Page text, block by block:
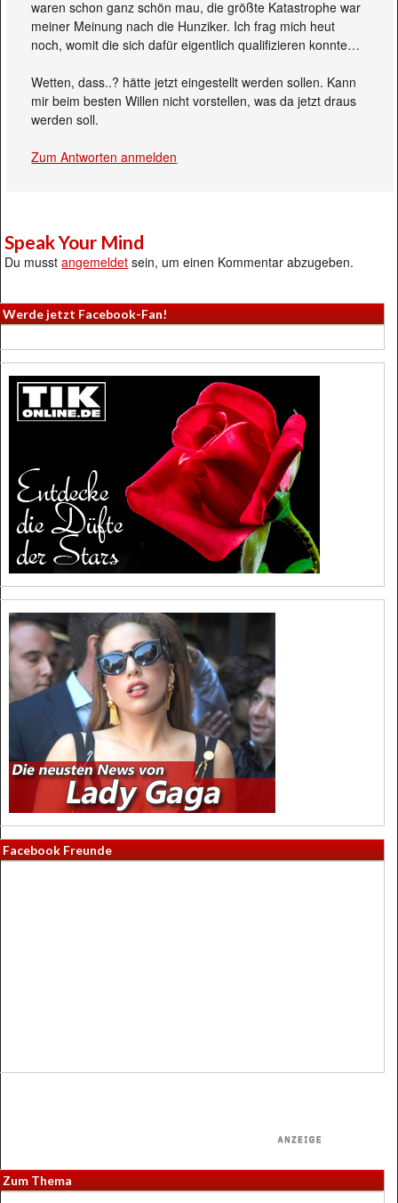
waren schon ganz schön mau, die größte Katastrophe war
meiner Meinung nach die Hunziker. Ich frag mich heut
noch, womit die sich dafür eigentlich qualifizieren konnte…
Wetten, dass..? hätte jetzt eingestellt werden sollen. Kann
mir beim besten Willen nicht vorstellen, was da jetzt draus
werden soll.
Zum Antworten anmelden
Speak Your Mind
Du musstangemeldet sein, um einen Kommentar abzugeben.
Werde jetzt Facebook-Fan!
Facebook Freunde
Zum Thema